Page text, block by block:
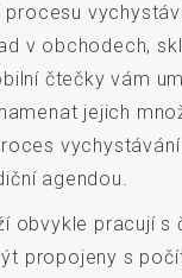
v obchodech,
čtečky vám
jejich
agendou.
obvykle pracují s
propojeny s